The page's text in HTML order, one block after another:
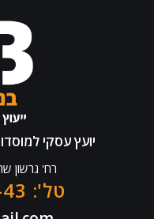
יועץ עסקי
רח' גרשון שרשבסקי
טל': 052-420-30-43